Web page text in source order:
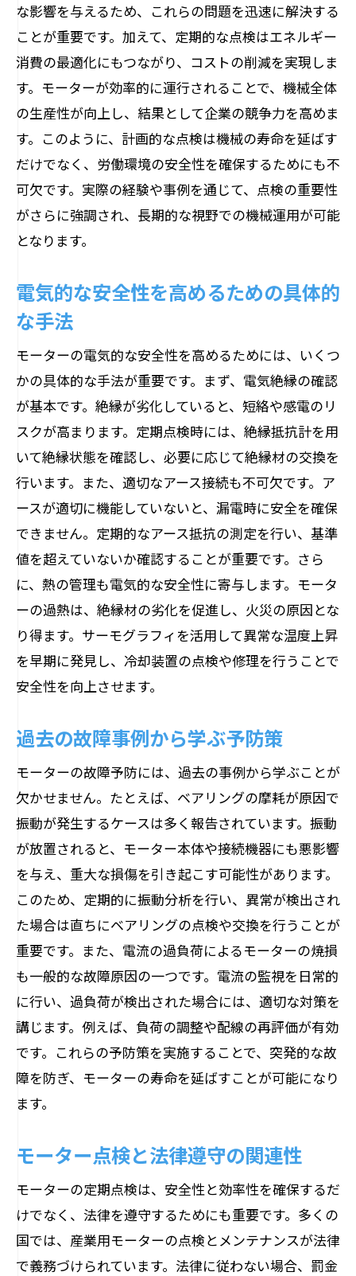
エネルギー消費とコスト削減の関係
負荷管理による効率的な運用
モーター運用の省エネ事例
エネルギー消費データを利用した改善策
コスト削減をサポートする最新技術
ベアリングの不具合を見逃さないための定期
点検術
ベアリング点検の基礎知識
不具合予兆をとらえるためのテクニック
潤滑管理の重要性と実践
ベアリング寿命を延ばすための工夫
定期点検でベアリングを守るためのアプ
ローチ
モーター寿命を延ばすために知っておくべき
メンテナンスの秘訣
モーター寿命を左右する要因
定期メンテナンスのベストプラクティス
寿命延長のための予防保全策
長寿命化を実現するモニタリング技術
メンテナンスプランの立て方と見直し
実際に効果を上げたメンテナンス事例
生産性向上のためのモーター点検の具体的な
手法
生産性を左右するモーター点検の重要性
生産性向上を実現する点検プロセス
実績データに基づく生産性向上のアプロ
ーチ
モーター点検と生産性を結びつける新し
い視点
効果的な点検で生産性を飛躍的に向上さ
せる方法
定期点検でモーターの効率性を最大化する実
践的アプローチ
効率性を高める点検のフレームワーク
点検が効率性に与える具体的な効果
効率性向上を目指した点検の進め方
効率性改善のためのデータ活用法
効率性の最大化に向けた最新アプローチ
な影響を与えるため、これらの問題を迅速に解決する
ことが重要です。加えて、定期的な点検はエネルギー
消費の最適化にもつながり、コストの削減を実現しま
す。モーターが効率的に運行されることで、機械全体
の生産性が向上し、結果として企業の競争力を高めま
す。このように、計画的な点検は機械の寿命を延ばす
だけでなく、労働環境の安全性を確保するためにも不
可欠です。実際の経験や事例を通じて、点検の重要性
がさらに強調され、長期的な視野での機械運用が可能
となります。
電気的な安全性を高めるための具体的
な手法
モーターの電気的な安全性を高めるためには、いくつ
かの具体的な手法が重要です。まず、電気絶縁の確認
が基本です。絶縁が劣化していると、短絡や感電のリ
スクが高まります。定期点検時には、絶縁抵抗計を用
いて絶縁状態を確認し、必要に応じて絶縁材の交換を
行います。また、適切なアース接続も不可欠です。ア
ースが適切に機能していないと、漏電時に安全を確保
できません。定期的なアース抵抗の測定を行い、基準
値を超えていないか確認することが重要です。さら
に、熱の管理も電気的な安全性に寄与します。モータ
ーの過熱は、絶縁材の劣化を促進し、火災の原因とな
り得ます。サーモグラフィを活用して異常な温度上昇
を早期に発見し、冷却装置の点検や修理を行うことで
安全性を向上させます。
過去の故障事例から学ぶ予防策
モーターの故障予防には、過去の事例から学ぶことが
欠かせません。たとえば、ベアリングの摩耗が原因で
振動が発生するケースは多く報告されています。振動
が放置されると、モーター本体や接続機器にも悪影響
を与え、重大な損傷を引き起こす可能性があります。
このため、定期的に振動分析を行い、異常が検出され
た場合は直ちにベアリングの点検や交換を行うことが
重要です。また、電流の過負荷によるモーターの焼損
も一般的な故障原因の一つです。電流の監視を日常的
に行い、過負荷が検出された場合には、適切な対策を
講じます。例えば、負荷の調整や配線の再評価が有効
です。これらの予防策を実施することで、突発的な故
障を防ぎ、モーターの寿命を延ばすことが可能になり
ます。
モーター点検と法律遵守の関連性
モーターの定期点検は、安全性と効率性を確保するだ
けでなく、法律を遵守するためにも重要です。多くの
国では、産業用モーターの点検とメンテナンスが法律
で義務づけられています。法律に従わない場合、罰金